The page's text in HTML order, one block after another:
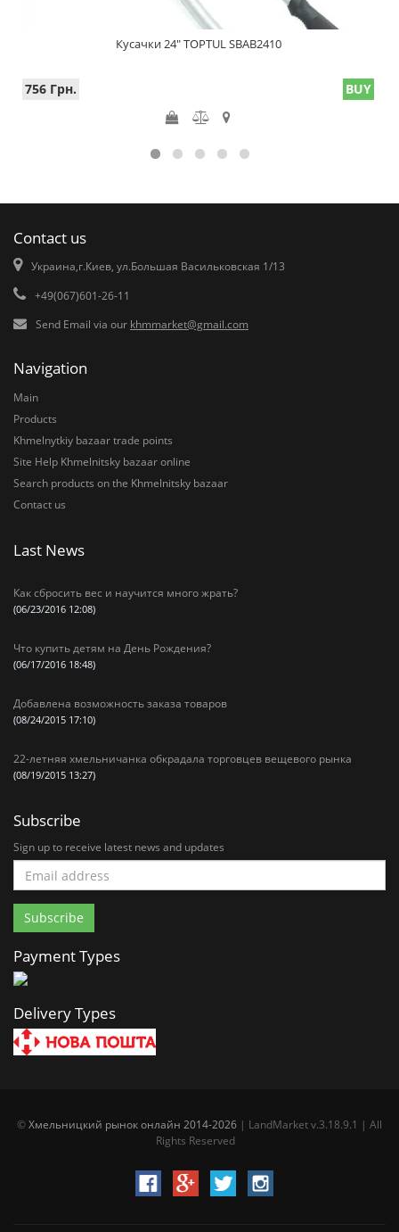
Кусачки 24" TOPTUL SBAB2410
756 Грн. BUY
Contact us
Украина,г.Киев, ул.Большая Васильковская 1/13
+49(067)601-26-11
Send Email via our khmmarket@gmail.com
Navigation
Main
Products
Khmelnytkiy bazaar trade points
Site Help Khmelnitsky bazaar online
Search products on the Khmelnitsky bazaar
Contact us
Last News
Как сбросить вес и научится много жрать?
(06/23/2016 12:08)
Что купить детям на День Рождения?
(06/17/2016 18:48)
Добавлена возможность заказа товаров
(08/24/2015 17:10)
22-летняя хмельничанка обкрадала торговцев вещевого рынка
(08/19/2015 13:27)
Subscribe
Sign up to receive latest news and updates
Payment Types
Delivery Types
©Хмельницкий рынок онлайн 2014-2026 | LandMarket v.3.18.9.1 | All
Rights Reserved